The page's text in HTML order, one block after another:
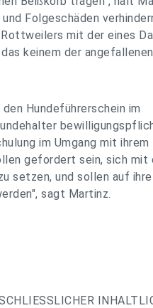
Folgeschäden
mit der eines
keinem der
Hundeführerschein im
im Umgang mit ihrem
gefordert sein, sich mit
setzen, und sollen auf ihre
sagt Martinz.